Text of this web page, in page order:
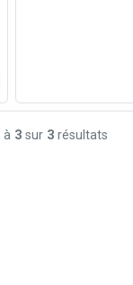
à 3sur 3résultats